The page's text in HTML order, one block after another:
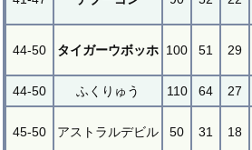
44-50 タイガーウボッホ 100 51 29
44-50 ふくりゅう 110 64 27
45-50 アストラルデビル 50 31 18